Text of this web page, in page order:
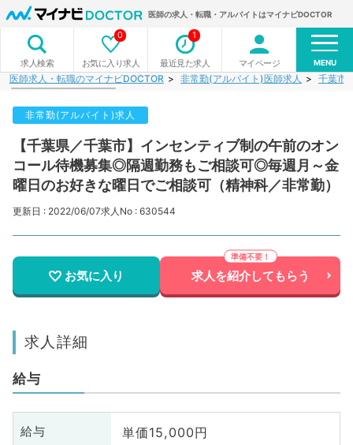
医師の求人・転職・アルバイトはマイナビDOCTOR
求人検索 お気に入り求人
0
最近見た求人
1
マイページ MENU
医師求人・転職のマイナビDOCTOR 非常勤(アルバイト)医師求人 千葉市
非常勤(アルバイト)求人
【千葉県／千葉市】インセンティブ制の午前のオン
コール待機募集◎隔週勤務もご相談可◎毎週月～金
曜日のお好きな曜日でご相談可（精神科／非常勤）
更新日 : 2022/06/07求人No : 630544
お気に入り 求人を紹介してもらう
求人詳細
給与
給与 単価15,000円